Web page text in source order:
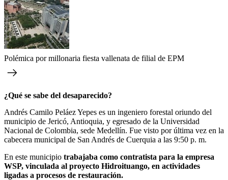
Polémica por millonaria fiesta vallenata de filial de EPM
¿Qué se sabe del desaparecido?
Andrés Camilo Peláez Yepes es un ingeniero forestal oriundo del
municipio de Jericó, Antioquia, y egresado de la Universidad
Nacional de Colombia, sede Medellín. Fue visto por última vez en la
cabecera municipal de San Andrés de Cuerquia a las 9:50 p. m.
En este municipio trabajaba como contratista para la empresa
WSP, vinculada al proyecto Hidroituango, en actividades
ligadas a procesos de restauración.